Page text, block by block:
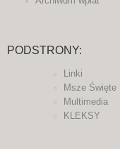
PODSTRONY:
Linki
Msze Święte
Multimedia
KLEKSY